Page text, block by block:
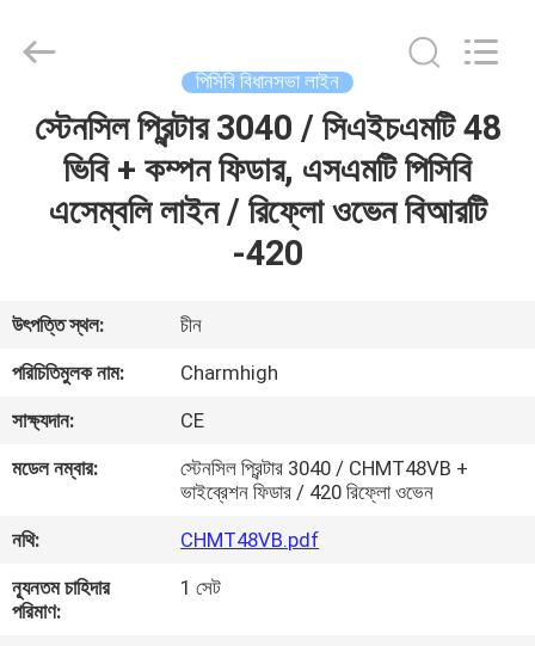
বাড়ি
আমাদের
কারখানা
ভ্রমণ
মান
TECHNOLOGY
LIMITED.
পিসিবি বিধানসভা লাইন
স্টেনসিল প্রিন্টার 3040 / সিএইচএমটি 48
ভিবি + কম্পন ফিডার, এসএমটি পিসিবি
এসেম্বলি লাইন / রিফ্লো ওভেন বিআরটি
-420
উৎপত্তি স্থল:
চীন
পরিচিতিমুলক নাম:
Charmhigh
সাক্ষ্যদান:
CE
মডেল নম্বার:
স্টেনসিল প্রিন্টার 3040 / CHMT48VB +
ভাইব্রেশন ফিডার / 420 রিফ্লো ওভেন
নথি:
CHMT48VB.pdf
ন্যূনতম চাহিদার
পরিমাণ:
1 সেট